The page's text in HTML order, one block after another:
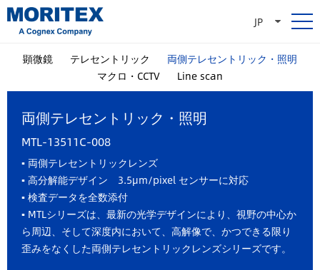
JP
顕微鏡 テレセントリック
両側テレセントリック・照明
マクロ・CCTV
Line scan
両側テレセントリック・照明
MTL-13511C-008
▪ 両側テレセントリックレンズ
▪高分解能デザイン 3.5μm/pixel センサーに対応
▪検査データを全数添付
▪ MTLシリーズは、最新の光学デザインにより、視野の中心か
ら周辺、そして深度内において、高解像で、かつできる限り
歪みをなくした両側テレセントリックレンズシリーズです。